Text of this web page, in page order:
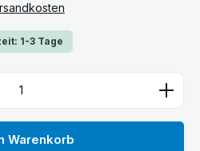
1-3 Tage
gewünschten Wert ein
Warenkorb